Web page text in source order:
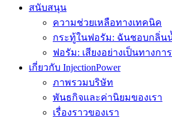
สนับสนุน
ความช่วยเหลือทางเทคนิค
กระทู้ในฟอรัม: ฉันชอบกลิ่น
ฟอรัม: เสียงอย่างเป็นทางการ
เกี่ยวกับ InjectionPower
ภาพรวมบริษัท
พันธกิจและค่านิยมของเรา
เรื่องราวของเรา